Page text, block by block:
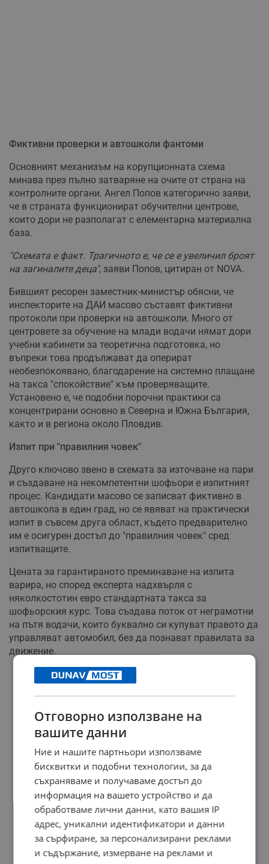
Фиктивни проверки и автошколи фантоми
Основният механизъм на корупционната схема
минава през пълно затваряне на очите от страна на
контролните органи. Ангел Попов категорично заяви,
че в страната функционират обучителни центрове,
които дори не разполагат с елементарна материална
база.
"Схемата е факт. Трагичното е, че се е увеличил броят
на загиналите деца", заяви Попов, цитиран от NOVA.
Бившият ресорен заместник-министър обясни, че
инспекторите на ДАИ масово съставят фиктивни
протоколи при проверки на автошколи. Много от
центровете за обучение на млади водачи нямат дори
учебни кабинети за теоретична подготовка, но
въпреки това продължават да оперират
необезпокоявано, благодарение на системно плащане
на такса "спокойствие" към проверяващите.
Установено е, че подобни порочни практики са
концентрирани основно в Северна и Южна България,
както и в региона около Пловдив.
Изпит при "правилния човек"
Друго ключово звено в схемата за източване на пари
и създаване на некомпетентни шофьори е изпитният
процес. Кандидати масово се записват фиктивно в
автошкола в един град, но се явяват на практически
изпит в съвсем друга област, където предварително
им е осигурен достъп до "правилния човек" сред
изпитващите.
Цената за гарантираното преминаване на изпита
варира, но според експерта надхвърля с
няколкостотин евро стандартната такса за
шофьорския курс. Това създава поток от неграмотни
на пътя водачи, които буквално си купуват правото да
управляват автомобил, без да познават правилата за
движение.
Отговорно използване на
вашите данни
Ние и нашите партньори използваме
бисквитки и подобни технологии, за да
съхраняваме и получаваме достъп до
информация на вашето устройство и да
обработваме лични данни, като вашия IP
адрес, уникални идентификатори и данни
за сърфиране, за персонализирани реклами
и съдържание, измерване на реклами и